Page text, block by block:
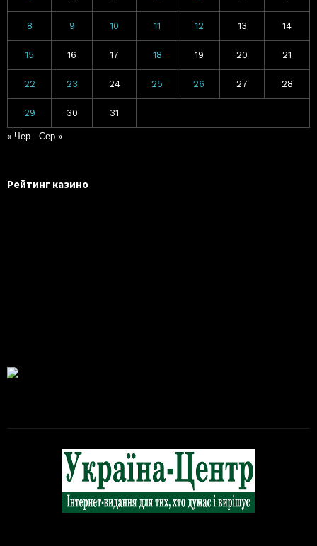
8 9 10 11 12 13 14
15 16 17 18 19 20 21
22 23 24 25 26 27 28
29 30 31
« Чер Сер »
Рейтинг казино